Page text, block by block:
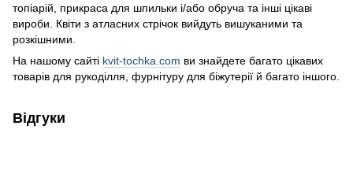
топіарій, прикраса для шпильки і/або обруча та інші цікаві
вироби. Квіти з атласних стрічок вийдуть вишуканими та
розкішними.
На нашому сайті kvit-tochka.com ви знайдете багато цікавих
товарів для рукоділля, фурнітуру для біжутерії й багато іншого.
Відгуки